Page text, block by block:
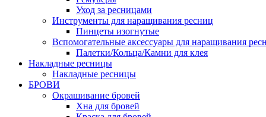
Уход за ресницами
Инструменты для наращивания ресниц
Пинцеты изогнутые
Вспомогательные аксессуары для наращивания
Палетки/Кольца/Камни для клея
Накладные ресницы
Накладные ресницы
БРОВИ
Окрашивание бровей
Хна для бровей